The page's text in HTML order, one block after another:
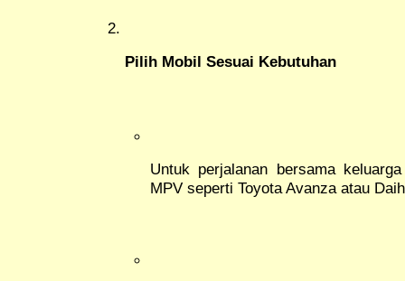
Pilih Mobil Sesuai Kebutuhan
Untuk perjalanan bersama
MPV seperti Toyota Avanza atau